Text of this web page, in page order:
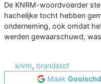
De KNRM-woordvoerder
hachelijke tocht hebben
onderneming, ook omdat
werden gewaarschuwd,
knrm, brandstof
Maak